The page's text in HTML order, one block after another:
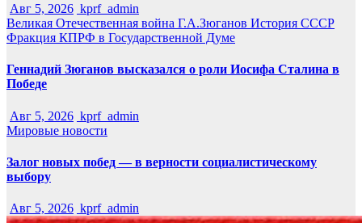
Авг 5, 2026 kprf_admin
Великая Отечественная война Г.А.Зюганов История СССР
Фракция КПРФ в Государственной Думе
Геннадий Зюганов высказался о роли Иосифа Сталина в
Победе
Авг 5, 2026 kprf_admin
Мировые новости
Залог новых побед — в верности социалистическому
выбору
Авг 5, 2026 kprf_admin